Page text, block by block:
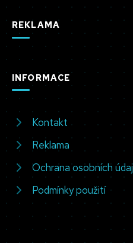
REKLAMA
INFORMACE
Kontakt
Reklama
Ochrana osobních
Podmínky použití